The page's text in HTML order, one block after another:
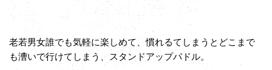
老若男女誰でも気軽に楽しめて、慣れるてしまうとどこまで
も漕いで行けてしまう、スタンドアップパドル。